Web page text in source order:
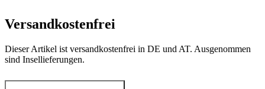
Versandkostenfrei
Dieser Artikel ist versandkostenfrei in DE und AT. Ausgenommen
sind Insellieferungen.
Die